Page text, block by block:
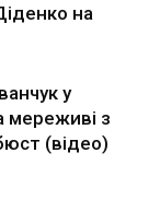
на
у
мереживі з
(відео)